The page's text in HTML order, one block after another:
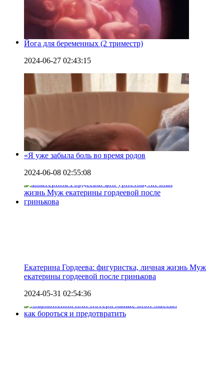
Йога для беременных (2 триместр)
2024-06-27 02:43:15
«Я уже забыла боль во время родов
2024-06-08 02:55:08
Екатерина Гордеева: фигуристка, личная жизнь Муж
екатерины гордеевой после гринькова
2024-05-31 02:54:36